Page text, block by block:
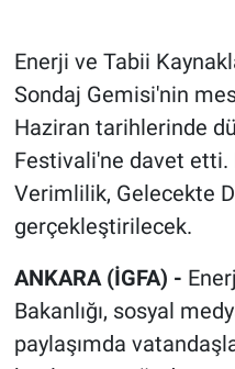
Enerji ve Tabii
Sondaj Gemisi'nin
Haziran tarihlerinde
Festivali'ne davet etti.
Verimlilik, Gelecekte
gerçekleştirilecek.
ANKARA (İGFA) -
Bakanlığı, sosyal
paylaşımda